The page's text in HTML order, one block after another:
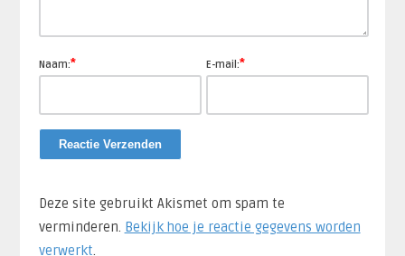
Naam:* E-mail:*
Deze site gebruikt Akismet om spam te
verminderen. Bekijk hoe je reactie gegevens worden
verwerkt.